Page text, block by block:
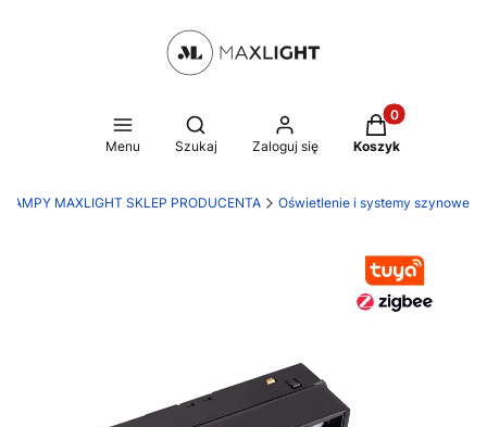
Menu
Otwórz wyszukiwarkę
Szukaj Zaloguj się
Produkty w
Koszyk
LAMPY MAXLIGHT SKLEP PRODUCENTA Oświetlenie i systemy szynowe